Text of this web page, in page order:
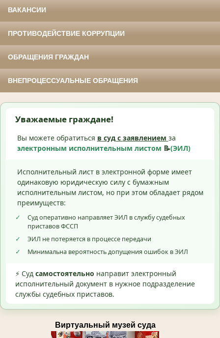
ВАКАНСИИ
ПРОТИВОДЕЙСТВИЕ КОРРУПЦИИ
ОБРАЩЕНИЯ ГРАЖДАН
ВНЕПРОЦЕССУАЛЬНЫЕ ОБРАЩЕНИЯ
Уважаемые граждане!
Вы можете обратиться в суд с заявлением за
электронным исполнительным листом 📝(ЭИЛ)
Исполнительный лист в электронной форме имеет
одинаковую юридическую силу с бумажным
исполнительным листом, но при этом обладает рядом
преимуществ:
✓
Суд оперативно направляет ЭИЛ в службу судебных
приставов ФССП
✓
ЭИЛ не потеряется в процессе передачи
✓
Минимальна вероятность допущения ошибок в ЭИЛ
⚡ Суд самостоятельно направит электронный
исполнительный документ в нужное подразделение
службы судебных приставов.
Виртуальный музей суда